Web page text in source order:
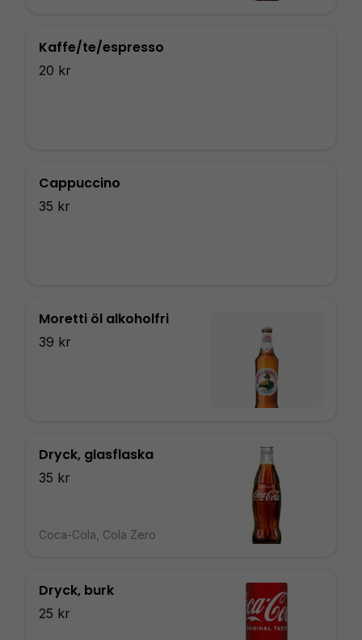
Kaffe/te/espresso
20 kr
Cappuccino
35 kr
Moretti öl alkoholfri
39 kr
Dryck, glasflaska
35 kr
Coca-Cola, Cola Zero
Dryck, burk
25 kr